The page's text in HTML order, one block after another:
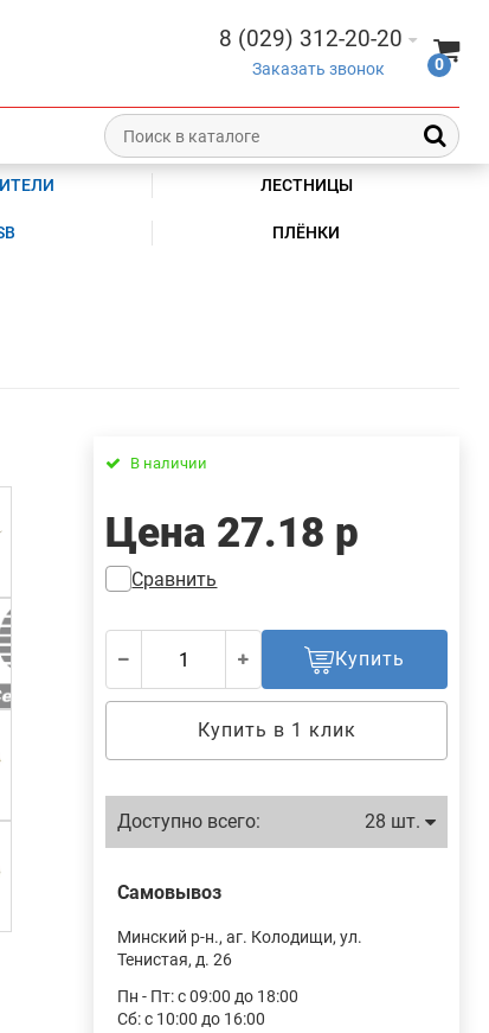
8 (029) 312-20-20
Заказать звонок 0
ЛЕСТНИЦЫ
ПЛЁНКИ
В наличии
Цена 27.18 р
Сравнить
Купить
Купить в 1 клик
Доступно всего: 28 шт.
Самовывоз
Минский р-н., аг. Колодищи, ул.
Тенистая, д. 26
Пн - Пт: с 09:00 до 18:00
Сб: с 10:00 до 16:00